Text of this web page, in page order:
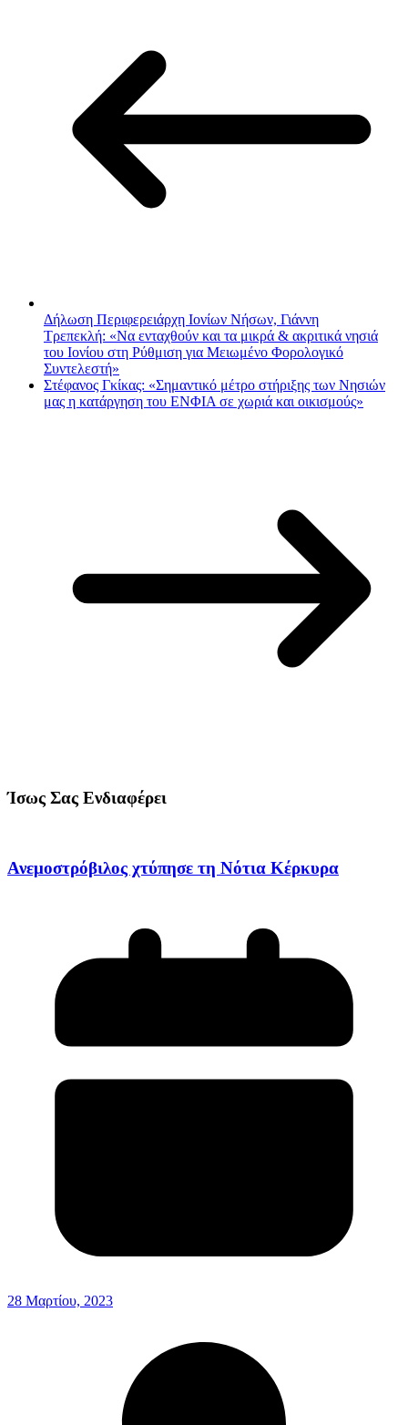
Δήλωση Περιφερειάρχη Ιονίων Νήσων, Γιάννη
Τρεπεκλή: «Να ενταχθούν και τα μικρά & ακριτικά νησιά
του Ιονίου στη Ρύθμιση για Μειωμένο Φορολογικό
Συντελεστή»
Στέφανος Γκίκας: «Σημαντικό μέτρο στήριξης των Νησιών
μας η κατάργηση του ΕΝΦΙΑ σε χωριά και οικισμούς»
Ίσως Σας Ενδιαφέρει
Ανεμοστρόβιλος χτύπησε τη Νότια Κέρκυρα
28 Μαρτίου, 2023